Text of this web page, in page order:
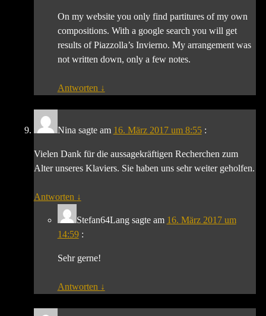
On my website you only find partitures of my own
compositions. With a google search you will get
results of Piazzolla’s Invierno. My arrangement was
not written down, only a few notes.
Antworten ↓
Nina sagte am 16. März 2017 um 8:55 :
Vielen Dank für die aussagekräftigen Recherchen zum
Alter unseres Klaviers. Sie haben uns sehr weiter geholfen.
Antworten ↓
Stefan64Langsagte am 16. März 2017 um
14:59 :
Sehr gerne!
Antworten ↓